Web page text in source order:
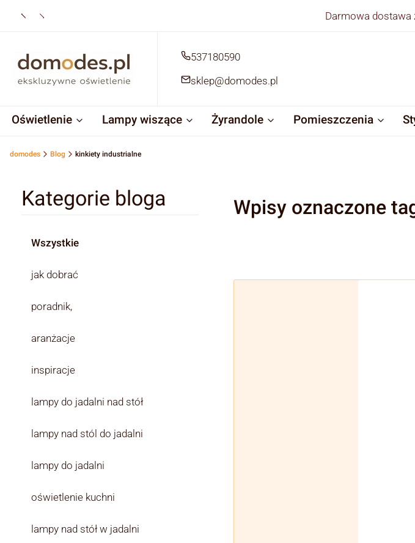
Darmowa dostawa
537180590
sklep@domodes.pl
Oświetlenie Lampy wiszące Żyrandole Pomieszczenia
domodes Blog kinkiety industrialne
Kategorie bloga
Wszystkie
jak dobrać
poradnik,
aranżacje
inspiracje
lampy do jadalni nad stół
lampy nad stól do jadalni
lampy do jadalni
oświetlenie kuchni
lampy nad stół w jadalni
Wpisy oznaczone